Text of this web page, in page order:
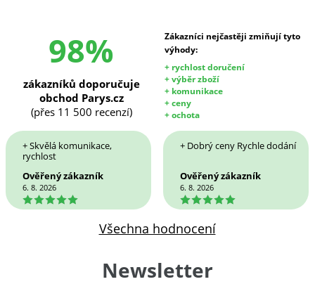
98%
Zákazníci nejčastěji zmiňují tyto
výhody:
+ rychlost doručení
+ výběr zboží
+ komunikace
+ ceny
+ ochota
zákazníků doporučuje
obchod Parys.cz
(přes 11 500 recenzí)
+ Skvělá komunikace,
rychlost
Ověřený zákazník
6. 8. 2026
5
+ Dobrý ceny Rychle dodání
Ověřený zákazník
6. 8. 2026
5
Všechna hodnocení
Newsletter